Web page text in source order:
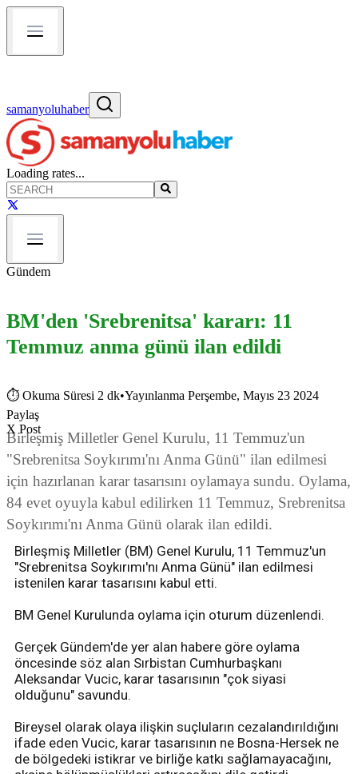
samanyoluhaber
Loading rates...
Gündem
BM'den 'Srebrenitsa' kararı: 11
Temmuz anma günü ilan edildi
⏱ Okuma Süresi 2 dk•Yayınlanma Perşembe, Mayıs 23 2024
Paylaş
X Post
Birleşmiş Milletler Genel Kurulu, 11 Temmuz'un
"Srebrenitsa Soykırımı'nı Anma Günü" ilan edilmesi
için hazırlanan karar tasarısını oylamaya sundu. Oylama,
84 evet oyuyla kabul edilirken 11 Temmuz, Srebrenitsa
Soykırımı'nı Anma Günü olarak ilan edildi.
Birleşmiş Milletler (BM) Genel Kurulu, 11 Temmuz'un
"Srebrenitsa Soykırımı'nı Anma Günü" ilan edilmesi
istenilen karar tasarısını kabul etti.
BM Genel Kurulunda oylama için oturum düzenlendi.
Gerçek Gündem'de yer alan habere göre oylama
öncesinde söz alan Sırbistan Cumhurbaşkanı
Aleksandar Vucic, karar tasarısının "çok siyasi
olduğunu" savundu.
Bireysel olarak olaya ilişkin suçluların cezalandırıldığını
ifade eden Vucic, karar tasarısının ne Bosna-Hersek ne
de bölgedeki istikrar ve birliğe katkı sağlamayacağını,